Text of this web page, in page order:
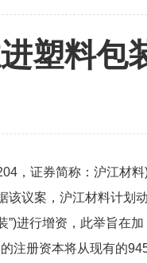
塑料包
，证券简称：沪江材料
该议案，沪江材料计划动
”)进行增资，此举旨在加
注册资本将从现有的